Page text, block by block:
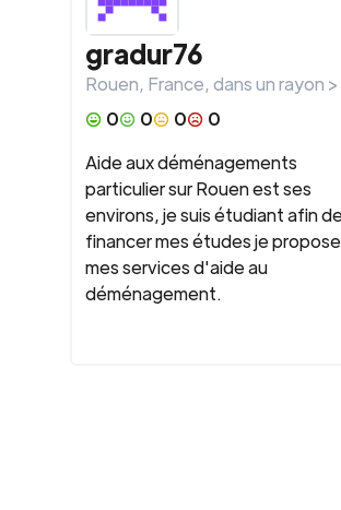
gradur76
Rouen, France, dans un rayon >
0
0 0
0
Aide aux déménagements
particulier sur Rouen est ses
environs, je suis étudiant afin
financer mes études je propose
mes services d'aide au
déménagement.